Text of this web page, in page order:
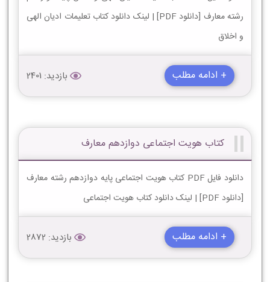
رشته معارف [دانلود PDF] | لینک دانلود کتاب تعلیمات ادیان الهی
و اخلاق
+ ادامه مطلب بازدید: 2401
کتاب هویت اجتماعی دوازدهم معارف
دانلود فایل PDF کتاب هویت اجتماعی پایه دوازدهم رشته معارف
[دانلود PDF] | لینک دانلود کتاب هویت اجتماعی
+ ادامه مطلب بازدید: 2872